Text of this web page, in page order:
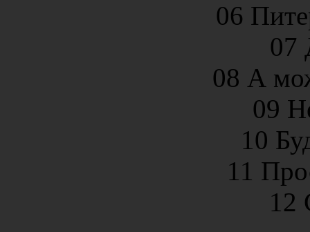
06
07
08 А
09
10
11
12